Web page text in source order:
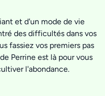
et d'un mode de vie
des difficultés dans vos
fassiez vos premiers pas
Perrine est là pour vous
l'abondance.